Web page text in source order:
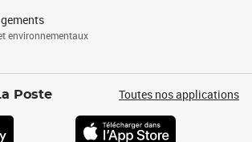
environnementaux
Poste Toutes nos applications